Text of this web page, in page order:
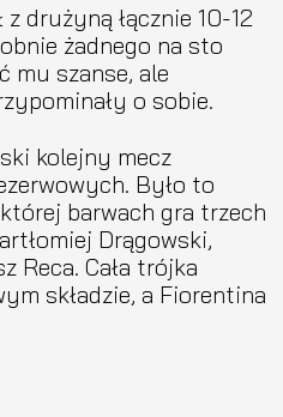
drużyną łącznie 10-12
żadnego na sto
mu szanse, ale
o sobie.
kolejny mecz
Było to
barwach gra trzech
Drągowski,
Reca. Cała trójka
składzie, a Fiorentina